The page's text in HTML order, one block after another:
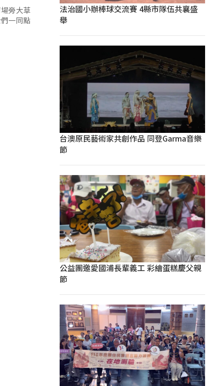
旁大草
一同點
法治國小辦棒球交流賽 4縣市隊伍共襄盛
舉
台澳原民藝術家共創作品 同登Garma音樂
節
公益團邀愛國浦長輩義工 彩繪蛋糕慶父親
節